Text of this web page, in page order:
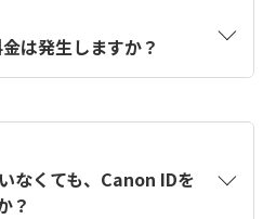
ら取得します。アカウントを
うに、この情報を使用して
ォームを入力します。
は発生しますか？
なくても、Canon IDを
？